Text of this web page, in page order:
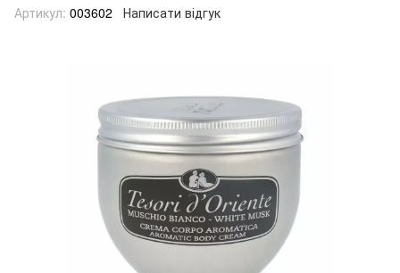
Артикул: 003602 Написати відгук